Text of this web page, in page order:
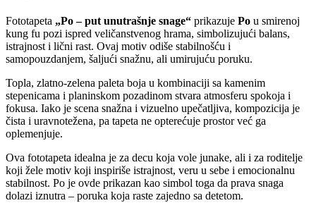
Fototapeta „Po – put unutrašnje snage“ prikazuje Po u smirenoj
kung fu pozi ispred veličanstvenog hrama, simbolizujući balans,
istrajnost i lični rast. Ovaj motiv odiše stabilnošću i
samopouzdanjem, šaljući snažnu, ali umirujuću poruku.
Topla, zlatno-zelena paleta boja u kombinaciji sa kamenim
stepenicama i planinskom pozadinom stvara atmosferu spokoja i
fokusa. Iako je scena snažna i vizuelno upečatljiva, kompozicija je
čista i uravnotežena, pa tapeta ne opterećuje prostor već ga
oplemenjuje.
Ova fototapeta idealna je za decu koja vole junake, ali i za roditelje
koji žele motiv koji inspiriše istrajnost, veru u sebe i emocionalnu
stabilnost. Po je ovde prikazan kao simbol toga da prava snaga
dolazi iznutra – poruka koja raste zajedno sa detetom.